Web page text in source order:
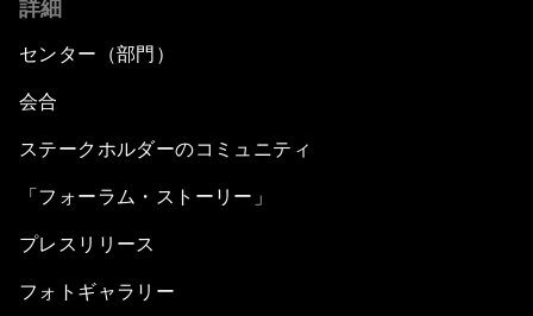
詳細
センター（部門）
会合
ステークホルダーのコミュニティ
「フォーラム・ストーリー」
プレスリリース
フォトギャラリー